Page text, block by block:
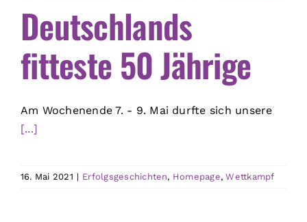
Deutschlands
fitteste 50 Jährige
Am Wochenende 7. - 9. Mai durfte sich unsere
[...]
16. Mai 2021 | Erfolgsgeschichten, Homepage,Wettkampf